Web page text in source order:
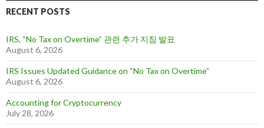
c
h
o
r
:
RECENT POSTS
IRS, “No Tax on Overtime” 관련 추가 지침 발표
August 6, 2026
IRS Issues Updated Guidance on “No Tax on Overtime”
August 6, 2026
Accounting for Cryptocurrency
July 28, 2026